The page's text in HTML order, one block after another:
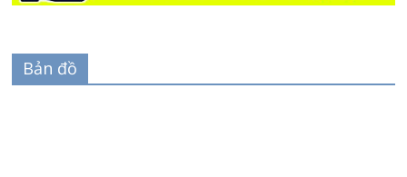
Bản đồ